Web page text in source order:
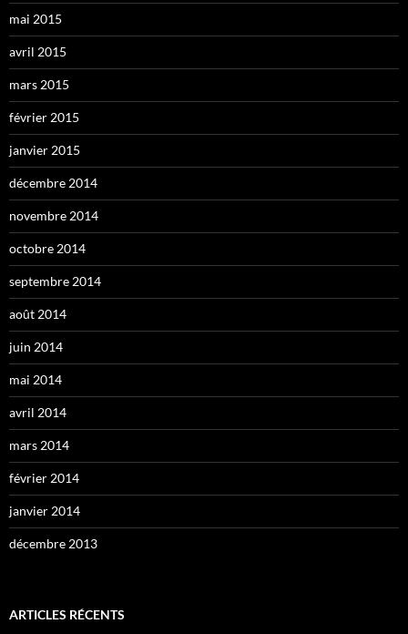
mai 2015
avril 2015
mars 2015
février 2015
janvier 2015
décembre 2014
novembre 2014
octobre 2014
septembre 2014
août 2014
juin 2014
mai 2014
avril 2014
mars 2014
février 2014
janvier 2014
décembre 2013
ARTICLES RÉCENTS